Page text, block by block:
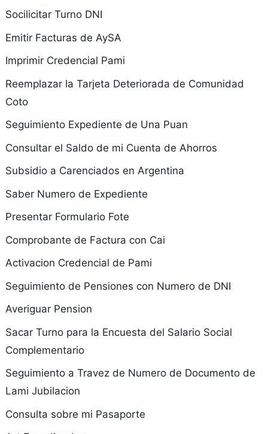
Socilicitar Turno DNI
Emitir Facturas de AySA
Imprimir Credencial Pami
Reemplazar la Tarjeta Deteriorada de Comunidad
Coto
Seguimiento Expediente de Una Puan
Consultar el Saldo de mi Cuenta de Ahorros
Subsidio a Carenciados en Argentina
Saber Numero de Expediente
Presentar Formulario Fote
Comprobante de Factura con Cai
Activacion Credencial de Pami
Seguimiento de Pensiones con Numero de DNI
Averiguar Pension
Sacar Turno para la Encuesta del Salario Social
Complementario
Seguimiento a Travez de Numero de Documento de
Lami Jubilacion
Consulta sobre mi Pasaporte